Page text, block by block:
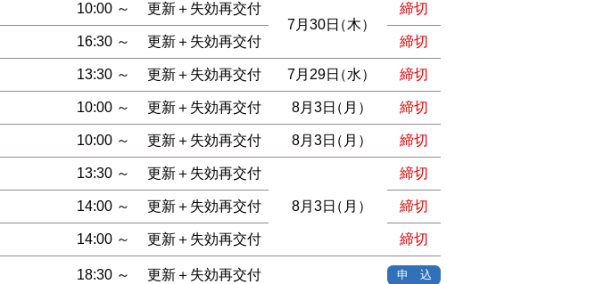
10:00 ～
更新＋失効再交付
7月30日（木）
締切
16:30 ～ 更新＋失効再交付 締切
13:30 ～ 更新＋失効再交付 7月29日（水） 締切
10:00 ～ 更新＋失効再交付 8月3日（月） 締切
10:00 ～ 更新＋失効再交付 8月3日（月） 締切
13:30 ～ 更新＋失効再交付
8月3日（月）
締切
14:00 ～ 更新＋失効再交付 締切
14:00 ～ 更新＋失効再交付 締切
18:30 ～
更新＋失効再交付
申 込